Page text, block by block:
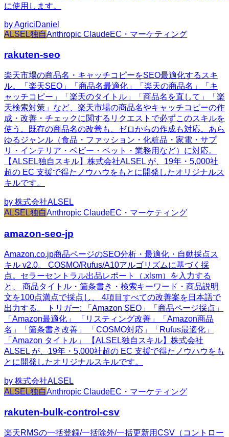
に使用します。
byAgriciDaniel
ALSEL独自Anthropic ClaudeEC・マーケティング
rakuten-seo
楽天市場の商品名・キャッチコピーをSEO最適化するスキ
ル。「楽天SEO」「商品名最適化」「楽天の商品名」「キ
ャッチコピー」「楽天のタイトル」「商品名を直して」「楽
天検索対策」など、楽天市場の商品名やキャッチコピーの作
成・改善・チェックに関するリクエストで必ずこのスキルを
使う。既存の商品名の改善も、ゼロからの作成も対応。あら
ゆるジャンル（食品・ファッション・化粧品・家電・サプ
リ・インテリア・ベビー・ペット・業務用など）に対応。
【ALSEL独自スキル】株式会社ALSEL が、19年・5,000社
超の EC 支援で得たノウハウをもとに開発したオリジナルス
キルです。
by 株式会社ALSEL
ALSEL独自Anthropic ClaudeEC・マーケティング
amazon-seo-jp
Amazon.co.jp商品ページのSEO分析・最適化・自動採点ス
キル v2.0。 COSMO/Rufus/A10アルゴリズムに基づく採
点。セラーセントラル出品レポート（.xlsm）を入力する
と、 商品タイトル・箇条書き・検索キーワード・商品説明
文を100点満点で採点し、 4項目すべての改善案を日本語で
出力する。 トリガー: 「Amazon SEO」「商品ページ採点」
「Amazon最適化」 「リスティング改善」「Amazon商品
名」「箇条書き改善」 「COSMO対応」「Rufus最適化」
「Amazon タイトル」 【ALSEL独自スキル】株式会社
ALSEL が、19年・5,000社超の EC 支援で得たノウハウをも
とに開発したオリジナルスキルです。
by 株式会社ALSEL
ALSEL独自Anthropic ClaudeEC・マーケティング
rakuten-bulk-control-csv
楽天RMSの一括登録/一括除外/一括更新用CSV（コントロー